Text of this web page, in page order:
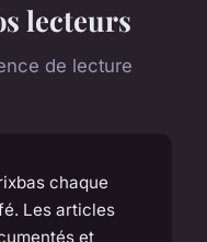
lecteurs
de lecture
chaque
Les articles
et